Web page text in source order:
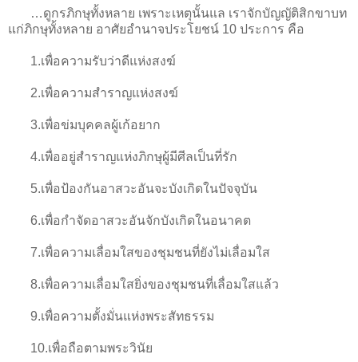
…ดูกรภิกษุทั้งหลาย เพราะเหตุนั้นแล เราจักบัญญัติสิกขาบท
แก่ภิกษุทั้งหลาย อาศัยอำนาจประโยชน์ 10 ประการ คือ
1.เพื่อความรับว่าดีแห่งสงฆ์
2.เพื่อความสำราญแห่งสงฆ์
3.เพื่อข่มบุคคลผู้เก้อยาก
4.เพื่ออยู่สำราญแห่งภิกษุผู้มีศีลเป็นที่รัก
5.เพื่อป้องกันอาสวะอันจะบังเกิดในปัจจุบัน
6.เพื่อกำจัดอาสวะอันจักบังเกิดในอนาคต
7.เพื่อความเลื่อมใสของชุมชนที่ยังไม่เลื่อมใส
8.เพื่อความเลื่อมใสยิ่งของชุมชนที่เลื่อมใสแล้ว
9.เพื่อความตั้งมั่นแห่งพระสัทธรรม
10.เพื่อถือตามพระวินัย